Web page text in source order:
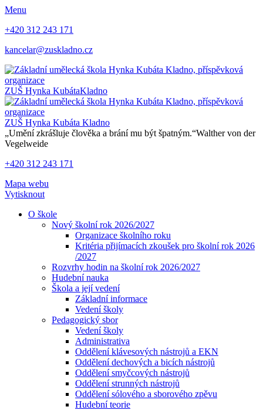
Menu
+420 312 243 171
kancelar@zuskladno.cz
ZUŠ Hynka KubátaKladno
ZUŠ Hynka Kubáta Kladno
„Umění zkrášluje člověka a brání mu být špatným.“Walther von der
Vegelweide
+420 312 243 171
Mapa webu
Vytisknout
O škole
Nový školní rok 2026/2027
Organizace školního roku
Kritéria přijímacích zkoušek pro školní rok 2026
/2027
Rozvrhy hodin na školní rok 2026/2027
Hudební nauka
Škola a její vedení
Základní informace
Vedení školy
Pedagogický sbor
Vedení školy
Administrativa
Oddělení klávesových nástrojů a EKN
Oddělení dechových a bicích nástrojů
Oddělení smyčcových nástrojů
Oddělení strunných nástrojů
Oddělení sólového a sborového zpěvu
Hudební teorie